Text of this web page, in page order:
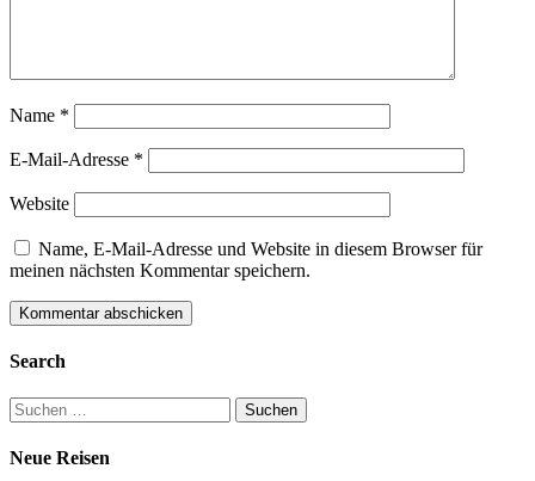
Name *
E-Mail-Adresse *
Website
Name, E-Mail-Adresse und Website in diesem Browser für
meinen nächsten Kommentar speichern.
Search
Suchen
nach:
Neue Reisen